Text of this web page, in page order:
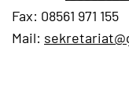
Fax: 08561 971 155
Mail: